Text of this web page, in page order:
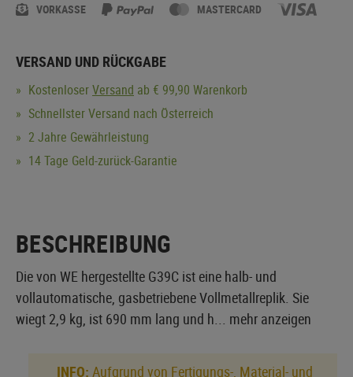
VORKASSE MASTERCARD
VERSAND UND RÜCKGABE
KostenloserVersand ab € 99,90 Warenkorb
Schnellster Versand nach Österreich
2 Jahre Gewährleistung
14 Tage Geld-zurück-Garantie
BESCHREIBUNG
Die von WE hergestellte G39C ist eine halb- und
vollautomatische, gasbetriebene Vollmetallreplik. Sie
wiegt 2,9 kg, ist 690 mm lang und h... mehr anzeigen
INFO: Aufgrund von Fertigungs-, Material- und